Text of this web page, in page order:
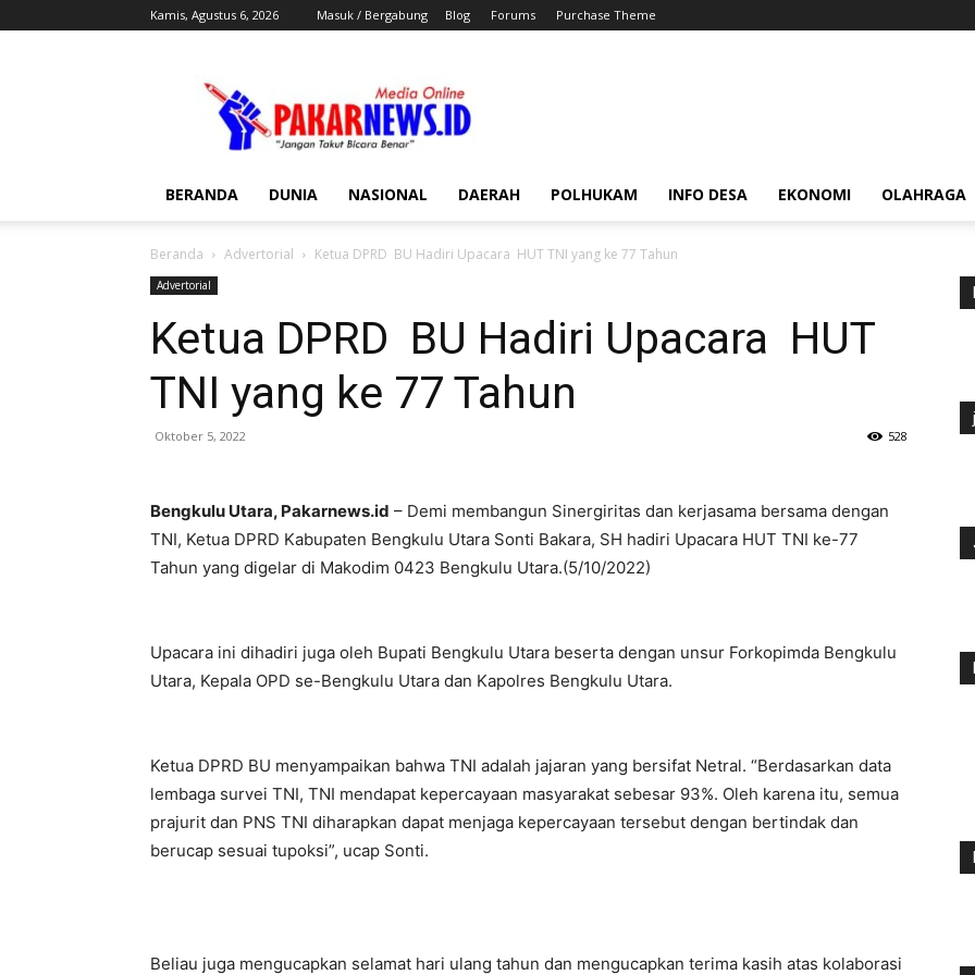
Kamis, Agustus 6, 2026 Masuk / Bergabung Blog Forums Purchase Theme
BERANDA DUNIA NASIONAL DAERAH POLHUKAM INFO DESA EKONOMI OLAHRAGA
Beranda Advertorial Ketua DPRD BU Hadiri Upacara HUT TNI yang ke 77 Tahun
Advertorial
Ketua DPRD BU Hadiri Upacara HUT
TNI yang ke 77 Tahun
Oktober 5, 2022 528
Bengkulu Utara, Pakarnews.id – Demi membangun Sinergiritas dan kerjasama bersama dengan
TNI, Ketua DPRD Kabupaten Bengkulu Utara Sonti Bakara, SH hadiri Upacara HUT TNI ke-77
Tahun yang digelar di Makodim 0423 Bengkulu Utara.(5/10/2022)
Upacara ini dihadiri juga oleh Bupati Bengkulu Utara beserta dengan unsur Forkopimda Bengkulu
Utara, Kepala OPD se-Bengkulu Utara dan Kapolres Bengkulu Utara.
Ketua DPRD BU menyampaikan bahwa TNI adalah jajaran yang bersifat Netral. “Berdasarkan data
lembaga survei TNI, TNI mendapat kepercayaan masyarakat sebesar 93%. Oleh karena itu, semua
prajurit dan PNS TNI diharapkan dapat menjaga kepercayaan tersebut dengan bertindak dan
berucap sesuai tupoksi”, ucap Sonti.
Beliau juga mengucapkan selamat hari ulang tahun dan mengucapkan terima kasih atas kolaborasi